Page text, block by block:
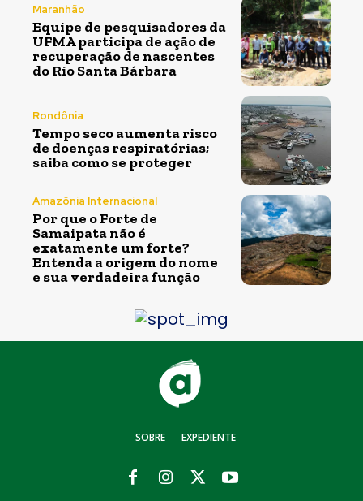
Maranhão
Equipe de pesquisadores da
UFMA participa de ação de
recuperação de nascentes
do Rio Santa Bárbara
Rondônia
Tempo seco aumenta risco
de doenças respiratórias;
saiba como se proteger
Amazônia Internacional
Por que o Forte de
Samaipata não é
exatamente um forte?
Entenda a origem do nome
e sua verdadeira função
SOBRE EXPEDIENTE